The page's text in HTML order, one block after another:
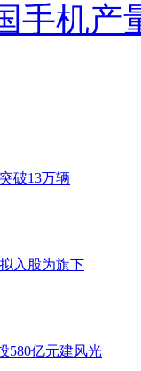
手机产
破13万辆
入股为旗下
580亿元建风光